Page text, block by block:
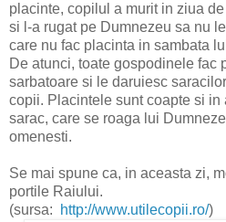
placinte, copilul a murit in ziua
si l-a rugat pe Dumnezeu sa nu
care nu fac placinta in sambata
De atunci, toate gospodinele fac
sarbatoare si le daruiesc
copii. Placintele sunt coapte si in
sarac, care se roaga lui
omenesti.
Se mai spune ca, in aceasta zi,
portile Raiului.
(sursa:
http://www.utilecopii.ro/)